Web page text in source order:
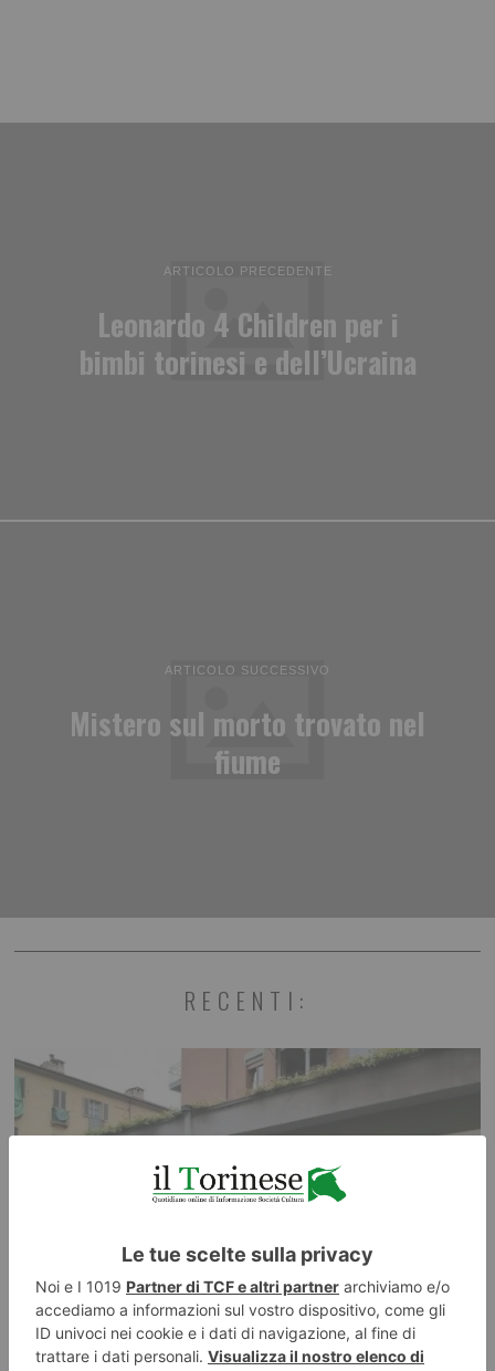
ARTICOLO PRECEDENTE
Leonardo 4 Children per i
bimbi torinesi e dell’Ucraina
ARTICOLO SUCCESSIVO
Mistero sul morto trovato nel
fiume
RECENTI: